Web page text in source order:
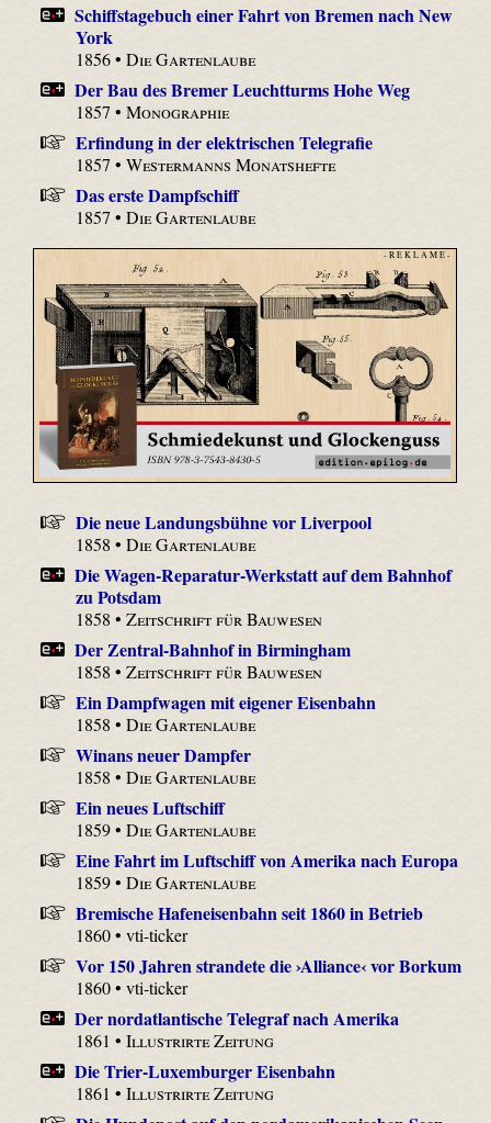
Schiffstagebuch einer Fahrt von Bremen nach New
York
1856 •Die Gartenlaube
Der Bau des Bremer Leuchtturms Hohe Weg
1857 •Monographie
Erfindung in der elektrischen Telegrafie
1857 •Westermanns Monatshefte
Das erste Dampfschiff
1857 •Die Gartenlaube
- R E K L A M E -
Die neue Landungsbühne vor Liverpool
1858 •Die Gartenlaube
Die Wagen-Reparatur-Werkstatt auf dem Bahnhof
zu Potsdam
1858 •Zeitschrift für Bauwesen
Der Zentral-Bahnhof in Birmingham
1858 •Zeitschrift für Bauwesen
Ein Dampfwagen mit eigener Eisenbahn
1858 •Die Gartenlaube
Winans neuer Dampfer
1858 •Die Gartenlaube
Ein neues Luftschiff
1859 •Die Gartenlaube
Eine Fahrt im Luftschiff von Amerika nach Europa
1859 •Die Gartenlaube
Bremische Hafeneisenbahn seit 1860 in Betrieb
1860 • vti-ticker
Vor 150 Jahren strandete die ›Alliance‹ vor Borkum
1860 • vti-ticker
Der nordatlantische Telegraf nach Amerika
1861 •Illustrirte Zeitung
Die Trier-Luxemburger Eisenbahn
1861 •Illustrirte Zeitung